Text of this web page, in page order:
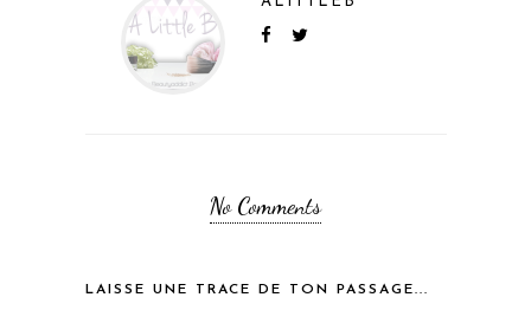
No Comments
LAISSE UNE TRACE DE TON PASSAGE...